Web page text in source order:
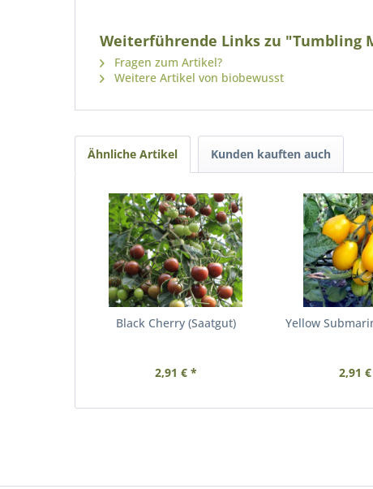
Weiterführende Links zu "Tumbling
Fragen zum Artikel?
Weitere Artikel von biobewusst
Ähnliche Artikel Kunden kauften auch
Black Cherry (Saatgut)
2,91 € *
Yellow
2,91